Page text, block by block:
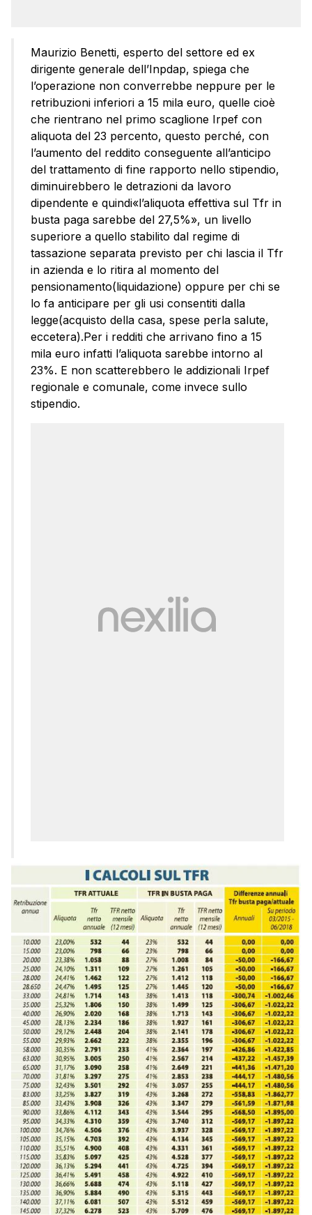
Maurizio Benetti, esperto del settore ed ex
dirigente generale dell’Inpdap, spiega che
l’operazione non converrebbe neppure per le
retribuzioni inferiori a 15 mila euro, quelle cioè
che rientrano nel primo scaglione Irpef con
aliquota del 23 percento, questo perché, con
l’aumento del reddito conseguente all’anticipo
del trattamento di fine rapporto nello stipendio,
diminuirebbero le detrazioni da lavoro
dipendente e quindi«l’aliquota effettiva sul Tfr in
busta paga sarebbe del 27,5%», un livello
superiore a quello stabilito dal regime di
tassazione separata previsto per chi lascia il Tfr
in azienda e lo ritira al momento del
pensionamento(liquidazione) oppure per chi se
lo fa anticipare per gli usi consentiti dalla
legge(acquisto della casa, spese perla salute,
eccetera).Per i redditi che arrivano fino a 15
mila euro infatti l’aliquota sarebbe intorno al
23%. E non scatterebbero le addizionali Irpef
regionale e comunale, come invece sullo
stipendio.